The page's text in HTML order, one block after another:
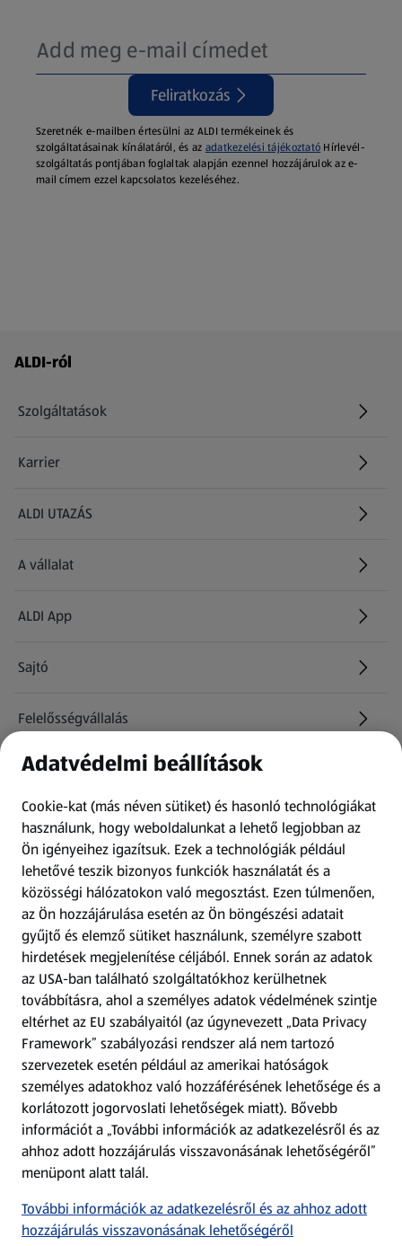
Feliratkozás
Szeretnék e-mailben értesülni az ALDI termékeinek és
szolgáltatásainak kínálatáról, és az adatkezelési tájékoztató Hírlevél-
szolgáltatás pontjában foglaltak alapján ezennel hozzájárulok az e-
mail címem ezzel kapcsolatos kezeléséhez.
Láblécmenü - további linkek
ALDI-ról
Szolgáltatások
Karrier
(új oldalon nyílik meg)
ALDI UTAZÁS
(új oldalon nyílik meg)
A vállalat
ALDI App
Sajtó
Felelősségvállalás
Információk
Kérdőív
Fizetési lehetőségek
ALDI utalványok
Árcsökkentés
Adattörlő alkalmazás
Szervizpont
(új oldalon nyílik meg)
Fedezz fel minket az interneten!
Töltsd le az ALDI Magyarország applikációt!
Adatvédelmi beállítások
Cookie-kat (más néven sütiket) és hasonló technológiákat
használunk, hogy weboldalunkat a lehető legjobban az
Ön igényeihez igazítsuk. Ezek a technológiák például
lehetővé teszik bizonyos funkciók használatát és a
közösségi hálózatokon való megosztást. Ezen túlmenően,
az Ön hozzájárulása esetén az Ön böngészési adatait
gyűjtő és elemző sütiket használunk, személyre szabott
hirdetések megjelenítése céljából. Ennek során az adatok
az USA-ban található szolgáltatókhoz kerülhetnek
továbbításra, ahol a személyes adatok védelmének szintje
eltérhet az EU szabályaitól (az úgynevezett „Data Privacy
Framework” szabályozási rendszer alá nem tartozó
szervezetek esetén például az amerikai hatóságok
személyes adatokhoz való hozzáférésének lehetősége és a
korlátozott jogorvoslati lehetőségek miatt). Bővebb
információt a „További információk az adatkezelésről és az
ahhoz adott hozzájárulás visszavonásának lehetőségéről”
menüpont alatt talál.
További információk az adatkezelésről és az ahhoz adott
hozzájárulás visszavonásának lehetőségéről